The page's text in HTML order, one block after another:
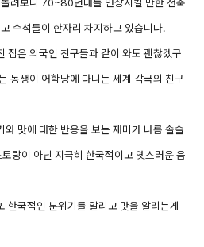
수석들이 한자리 차지하고 있습니다.
집은 외국인 친구들과 같이 와도 괜찮겠구
동생이 어학당에 다니는 세계 각국의 친구
와 맛에 대한 반응을 보는 재미가 나름 솔솔
랑이 아닌 지극히 한국적이고 옛스러운 음
한국적인 분위기를 알리고 맛을 알리는게